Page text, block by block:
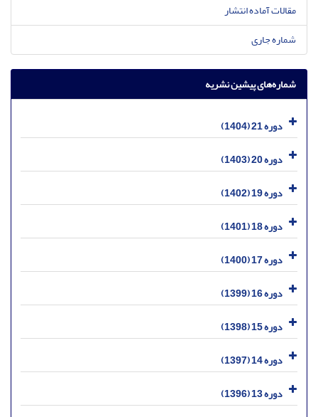
مقالات آماده انتشار
شماره جاری
شماره‌های پیشین نشریه
دوره 21 (1404)
دوره 20 (1403)
دوره 19 (1402)
دوره 18 (1401)
دوره 17 (1400)
دوره 16 (1399)
دوره 15 (1398)
دوره 14 (1397)
دوره 13 (1396)